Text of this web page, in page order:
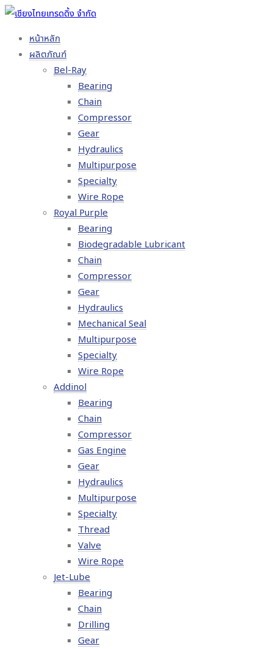
หน้าหลัก
ผลิตภัณฑ์
Bel-Ray
Bearing
Chain
Compressor
Gear
Hydraulics
Multipurpose
Specialty
Wire Rope
Royal Purple
Bearing
Biodegradable Lubricant
Chain
Compressor
Gear
Hydraulics
Mechanical Seal
Multipurpose
Specialty
Wire Rope
Addinol
Bearing
Chain
Compressor
Gas Engine
Gear
Hydraulics
Multipurpose
Specialty
Thread
Valve
Wire Rope
Jet-Lube
Bearing
Chain
Drilling
Gear